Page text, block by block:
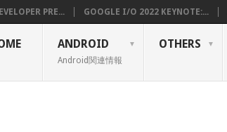
PRE... GOOGLE I/O 2022 KEYNOTE:...
ANDROID
Android関連情報
OTHERS